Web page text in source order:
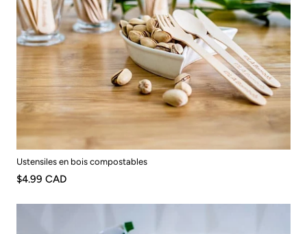
Ustensiles en bois compostables
$4.99 CAD